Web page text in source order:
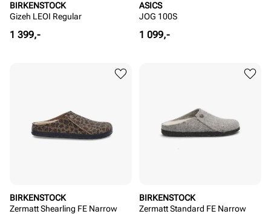
BIRKENSTOCK
Gizeh LEOI Regular
Pris
1 399,-
ASICS
JOG 100S
Pris
1 099,-
BIRKENSTOCK
Zermatt Shearling FE Narrow
BIRKENSTOCK
Zermatt Standard FE Narrow